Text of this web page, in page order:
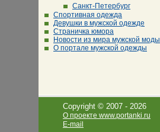
Санкт-Петербург
Спортивная одежда
Девушки в мужской одежде
Страничка юмора
Новости из мира мужской моды
О портале мужской одежды
Copyright © 2007 - 2026
О проекте www.portanki.ru
E-mail